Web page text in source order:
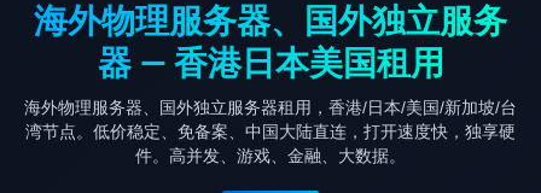
海外物理服务器、国外独立服务
器 — 香港日本美国租用
海外物理服务器、国外独立服务器租用，香港/日本/美国/新加坡/台
湾节点。低价稳定、免备案、中国大陆直连，打开速度快，独享硬
件。高并发、游戏、金融、大数据。